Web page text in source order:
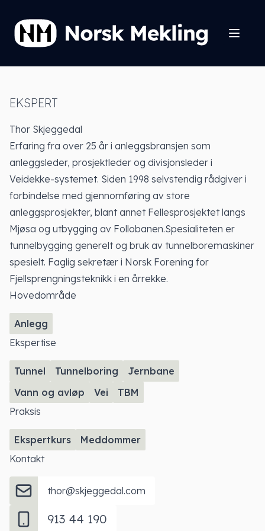
EKSPERT
Thor Skjeggedal
Erfaring fra over 25 år i anleggsbransjen som
anleggsleder, prosjektleder og divisjonsleder i
Veidekke-systemet. Siden 1998 selvstendig rådgiver i
forbindelse med gjennomføring av store
anleggsprosjekter, blant annet Fellesprosjektet langs
Mjøsa og utbygging av Follobanen.Spesialiteten er
tunnelbygging generelt og bruk av tunnelboremaskiner
spesielt. Faglig sekretær i Norsk Forening for
Fjellsprengningsteknikk i en årrekke.
Hovedområde
Anlegg
Ekspertise
Tunnel Tunnelboring
Jernbane
Vann og avløp
Vei
TBM
Praksis
Ekspertkurs
Meddommer
Kontakt
thor@skjeggedal.com
913 44 190